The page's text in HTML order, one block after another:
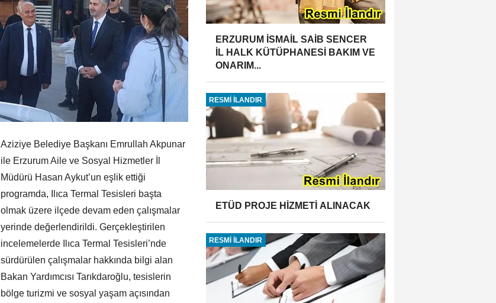
Aziziye Belediye Başkanı Emrullah Akpunar
ile Erzurum Aile ve Sosyal Hizmetler İl
Müdürü Hasan Aykut’un eşlik ettiği
programda, Ilıca Termal Tesisleri başta
olmak üzere ilçede devam eden çalışmalar
yerinde değerlendirildi. Gerçekleştirilen
incelemelerde Ilıca Termal Tesisleri’nde
sürdürülen çalışmalar hakkında bilgi alan
Bakan Yardımcısı Tarıkdaroğlu, tesislerin
bölge turizmi ve sosyal yaşam açısından
ERZURUM İSMAİL SAİB SENCER
İL HALK KÜTÜPHANESİ BAKIM VE
ONARIM...
RESMİ İLANDIR
ETÜD PROJE HİZMETİ ALINACAK
RESMİ İLANDIR